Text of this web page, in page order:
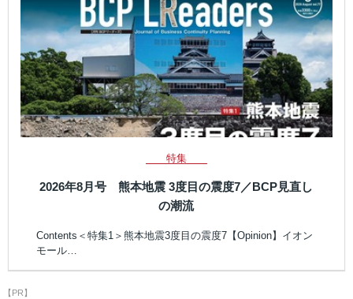
特集
2026年8月号 熊本地震 3度目の震度7／BCP見直し
の潮流
Contents＜特集1＞熊本地震3度目の震度7【Opinion】イオン
モール…
【PR】